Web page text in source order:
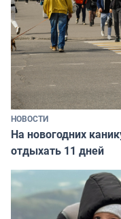
НОВОСТИ
На новогодних
отдыхать 11 дней